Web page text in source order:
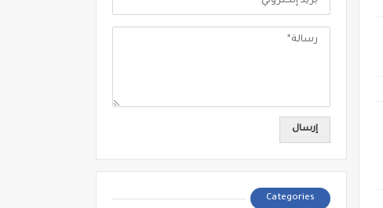
Categories